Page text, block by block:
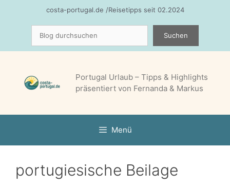
costa-portugal.de /Reisetipps seit 02.2024
Suchen
Portugal Urlaub – Tipps & Highlights
präsentiert von Fernanda & Markus
Menü
portugiesische Beilage